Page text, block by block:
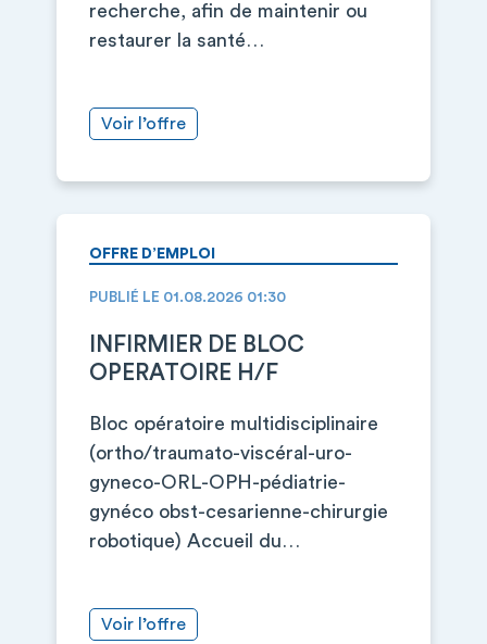
recherche, afin de maintenir ou
restaurer la santé…
Voir l’offre
OFFRE D’EMPLOI
PUBLIÉ LE 01.08.2026 01:30
INFIRMIER DE BLOC
OPERATOIRE H/F
Bloc opératoire multidisciplinaire
(ortho/traumato-viscéral-uro-
gyneco-ORL-OPH-pédiatrie-
gynéco obst-cesarienne-chirurgie
robotique) Accueil du…
Voir l’offre